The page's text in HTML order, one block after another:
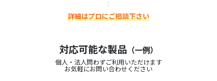
詳細はプロにご相談下さい
対応可能な製品 （一例）
個人・法人問わずご利用いただけます
お気軽にお問い合わせください